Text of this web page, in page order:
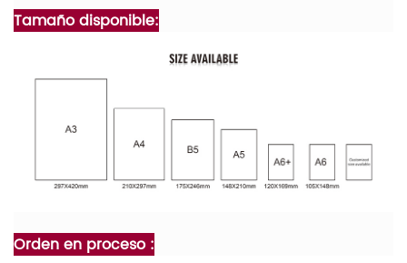
Tamaño disponible:
Orden en proceso :